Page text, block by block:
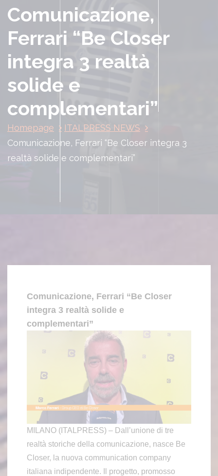
Comunicazione,
Ferrari “Be Closer
integra 3 realtà
solide e
complementari”
Homepage
ITALPRESS NEWS
Comunicazione, Ferrari “Be Closer integra 3
realtà solide e complementari”
Comunicazione, Ferrari “Be Closer
integra 3 realtà solide e
complementari”
MILANO (ITALPRESS) – Dall’unione di tre
realtà storiche della comunicazione, nasce Be
Closer, la nuova communication company
italiana indipendente. Il progetto, promosso